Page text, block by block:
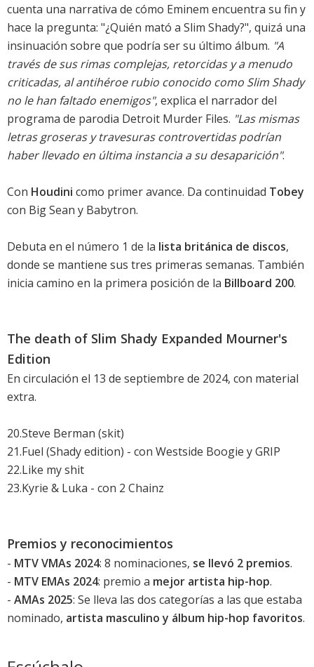
cuenta una narrativa de cómo Eminem encuentra su fin y
hace la pregunta: "¿Quién mató a Slim Shady?", quizá una
insinuación sobre que podría ser su último álbum. "A
través de sus rimas complejas, retorcidas y a menudo
criticadas, al antihéroe rubio conocido como Slim Shady
no le han faltado enemigos", explica el narrador del
programa de parodia Detroit Murder Files. "Las mismas
letras groseras y travesuras controvertidas podrían
haber llevado en última instancia a su desaparición".
Con Houdini como primer avance. Da continuidad Tobey
con Big Sean y Babytron.
Debuta en el número 1 de la lista británica de discos,
donde se mantiene sus tres primeras semanas. También
inicia camino en la primera posición de la Billboard 200.
The death of Slim Shady Expanded Mourner's
Edition
En circulación el 13 de septiembre de 2024, con material
extra.
20.Steve Berman (skit)
21.Fuel (Shady edition) - con Westside Boogie y GRIP
22.Like my shit
23.Kyrie & Luka - con 2 Chainz
Premios y reconocimientos
- MTV VMAs 2024: 8 nominaciones, se llevó 2 premios.
- MTV EMAs 2024: premio a mejor artista hip-hop.
- AMAs 2025: Se lleva las dos categorías a las que estaba
nominado, artista masculino y álbum hip-hop favoritos.